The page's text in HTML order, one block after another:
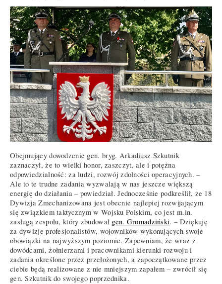
Obejmujący dowodzenie gen. bryg. Arkadiusz Szkutnik
zaznaczył, że to wielki honor, zaszczyt, ale i potężna
odpowiedzialność: za ludzi, rozwój zdolności operacyjnych. –
Ale to te trudne zadania wyzwalają w nas jeszcze większą
energię do działania – powiedział. Jednocześnie podkreślił, że 18
Dywizja Zmechanizowana jest obecnie najlepiej rozwijającym
się związkiem taktycznym w Wojsku Polskim, co jest m.in.
zasługą zespołu, który zbudował gen. Gromadziński. – Dziękuję
za dywizje profesjonalistów, wojowników wykonujących swoje
obowiązki na najwyższym poziomie. Zapewniam, że wraz z
dowódcami, żołnierzami i pracownikami kierunki rozwoju i
zadania określone przez przełożonych, a zapoczątkowane przez
ciebie będą realizowane z nie mniejszym zapałem – zwrócił się
gen. Szkutnik do swojego poprzednika.